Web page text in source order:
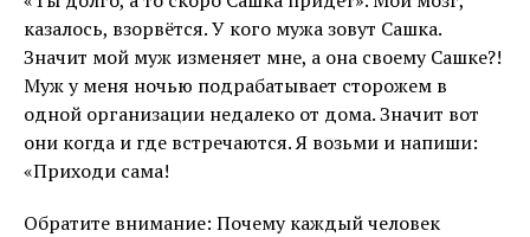
казалось, взорвётся. У кого мужа зовут Сашка.
Значит мой муж изменяет мне, а она своему Сашке?!
Муж у меня ночью подрабатывает сторожем в
одной организации недалеко от дома. Значит вот
они когда и где встречаются. Я возьми и напиши:
«Приходи сама!
Обратите внимание: Почему каждый человек